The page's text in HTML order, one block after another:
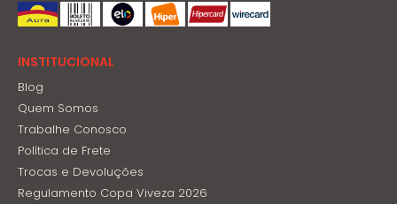
INSTITUCIONAL
Blog
Quem Somos
Trabalhe Conosco
Política de Frete
Trocas e Devoluções
Regulamento Copa Viveza 2026